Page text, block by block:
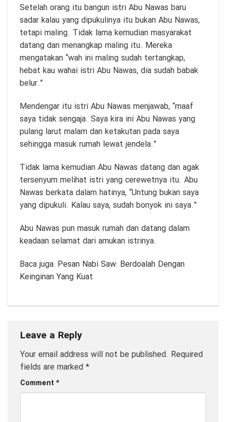
Setelah orang itu bangun istri Abu Nawas baru
sadar kalau yang dipukulinya itu bukan Abu Nawas,
tetapi maling. Tidak lama kemudian masyarakat
datang dan menangkap maling itu. Mereka
mengatakan “wah ini maling sudah tertangkap,
hebat kau wahai istri Abu Nawas, dia sudah babak
belur.”
Mendengar itu istri Abu Nawas menjawab, “maaf
saya tidak sengaja. Saya kira ini Abu Nawas yang
pulang larut malam dan ketakutan pada saya
sehingga masuk rumah lewat jendela.”
Tidak lama kemudian Abu Nawas datang dan agak
tersenyum melihat istri yang cerewetnya itu. Abu
Nawas berkata dalam hatinya, “Untung bukan saya
yang dipukuli. Kalau saya, sudah bonyok ini saya.”
Abu Nawas pun masuk rumah dan datang dalam
keadaan selamat dari amukan istrinya.
Baca juga: Pesan Nabi Saw: Berdoalah Dengan
Keinginan Yang Kuat
Leave a Reply
Your email address will not be published. Required
fields are marked *
Comment *